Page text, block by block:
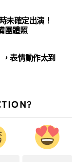
未確定出演！
團體照
表情動作太到